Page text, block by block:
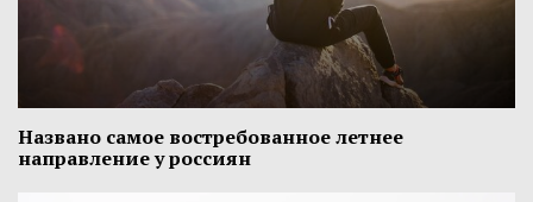
Названо самое востребованное летнее
направление у россиян